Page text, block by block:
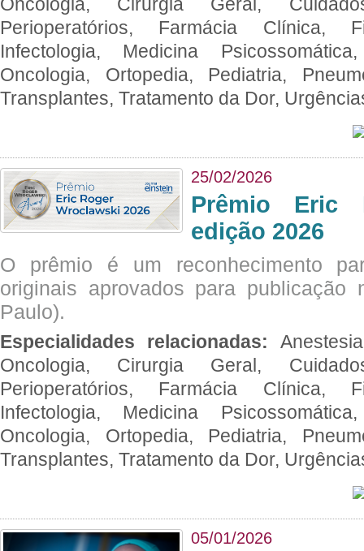
Perioperatórios, Farmácia Clínica,
Infectologia, Medicina
Oncologia, Ortopedia, Pediatria,
Transplantes, Tratamento da Dor,
25/02/2026
Prêmio Eric
edição 2026
O prêmio é um reconhecimento
originais aprovados para publicação
Paulo).
Especialidades relacionadas:
Oncologia, Cirurgia Geral,
Perioperatórios, Farmácia Clínica,
Infectologia, Medicina
Oncologia, Ortopedia, Pediatria,
Transplantes, Tratamento da Dor,
05/01/2026